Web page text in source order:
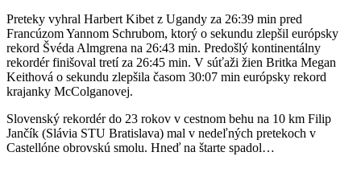
Preteky vyhral Harbert Kibet z Ugandy za 26:39 min pred
Francúzom Yannom Schrubom, ktorý o sekundu zlepšil európsky
rekord Švéda Almgrena na 26:43 min. Predošlý kontinentálny
rekordér finišoval tretí za 26:45 min. V súťaži žien Britka Megan
Keithová o sekundu zlepšila časom 30:07 min európsky rekord
krajanky McColganovej.
Slovenský rekordér do 23 rokov v cestnom behu na 10 km Filip
Jančík (Slávia STU Bratislava) mal v nedeľných pretekoch v
Castellóne obrovskú smolu. Hneď na štarte spadol…